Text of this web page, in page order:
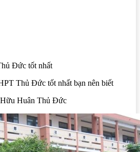
Đức tốt nhất
Thủ Đức tốt nhất bạn nên biết
Huân Thủ Đức